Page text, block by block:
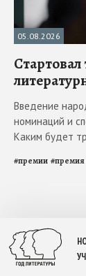
05.08.2026
Введение
номинаций и
Каким будет
#премии #премия